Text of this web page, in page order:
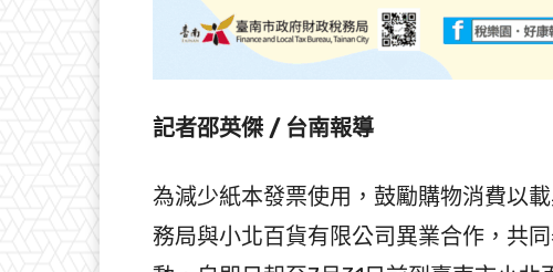
記者邵英傑 / 台南報導
為減少紙本發票使用，鼓勵購物消費以
務局與小北百貨有限公司異業合作，共